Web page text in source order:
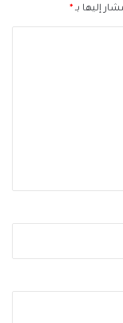
إليها بـ *